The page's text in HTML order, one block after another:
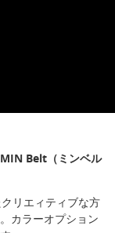
Belt（ミンベル
リエィティブな方
カラーオプション